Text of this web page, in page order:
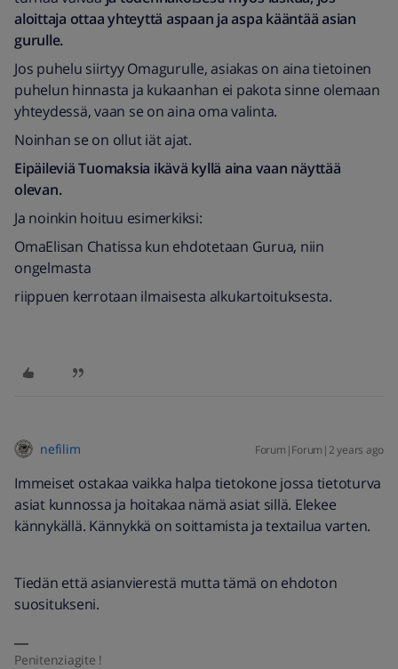
aloittaja ottaa yhteyttä aspaan ja aspa kääntää asian
gurulle.
Jos puhelu siirtyy Omagurulle, asiakas on aina tietoinen
puhelun hinnasta ja kukaanhan ei pakota sinne olemaan
yhteydessä, vaan se on aina oma valinta.
Noinhan se on ollut iät ajat.
Eipäileviä Tuomaksia ikävä kyllä aina vaan näyttää
olevan.
Ja noinkin hoituu esimerkiksi:
OmaElisan Chatissa kun ehdotetaan Gurua, niin
ongelmasta
riippuen kerrotaan ilmaisesta alkukartoituksesta.
nefilim Forum|Forum|2 years ago
Immeiset ostakaa vaikka halpa tietokone jossa tietoturva
asiat kunnossa ja hoitakaa nämä asiat sillä. Elekee
kännykällä. Kännykkä on soittamista ja textailua varten.
Tiedän että asianvierestä mutta tämä on ehdoton
suositukseni.
Penitenziagite !